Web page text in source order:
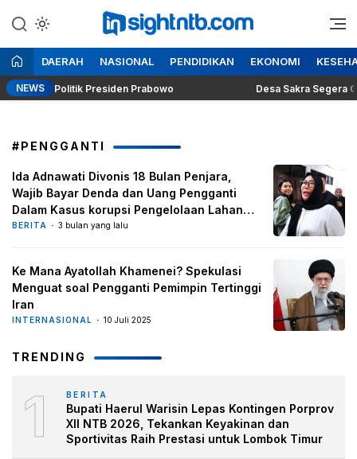
ke
konten
Insight NTB
Berita Seputar NTB
DAERAH NASIONAL PENDIDIKAN EKONOMI
NEWSPolitik Presiden Prabowo Desa Sakra Segera
#PENGGANTI
Ida Adnawati Divonis 18 Bulan Penjara,
Wajib Bayar Denda dan Uang Pengganti
Dalam Kasus korupsi Pengelolaan Lahan
Milik Pemprov NTB
BERITA 3 bulan yang lalu
Ke Mana Ayatollah Khamenei? Spekulasi
Menguat soal Pengganti Pemimpin Tertinggi
Iran
INTERNASIONAL 10 Juli 2025
TRENDING
1 BERITA
Bupati Haerul Warisin Lepas Kontingen Porprov
XII NTB 2026, Tekankan Keyakinan dan
Sportivitas Raih Prestasi untuk Lombok Timur